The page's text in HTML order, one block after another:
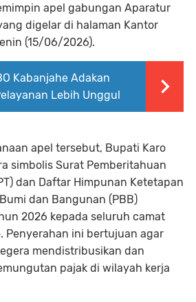
apel gabungan Aparatur
digelar di halaman Kantor
(15/06/2026).
Kabanjahe Adakan
Lebih Unggul
apel tersebut, Bupati Karo
simbolis Surat Pemberitahuan
dan Daftar Himpunan Ketetapan
dan Bangunan (PBB)
2026 kepada seluruh camat
Penyerahan ini bertujuan agar
mendistribusikan dan
pajak di wilayah kerja